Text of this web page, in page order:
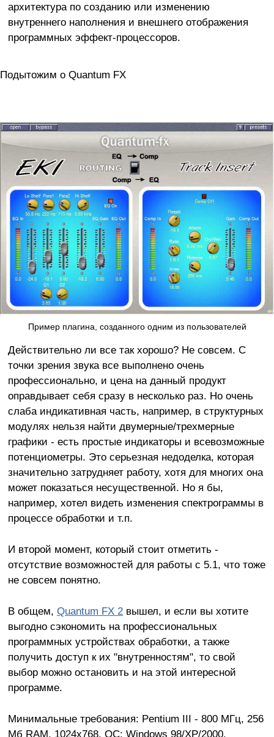
архитектура по созданию или изменению
внутреннего наполнения и внешнего отображения
программных эффект-процессоров.
Подытожим о Quantum FX
Пример плагина, созданного одним из пользователей
Действительно ли все так хорошо? Не совсем. С
точки зрения звука все выполнено очень
профессионально, и цена на данный продукт
оправдывает себя сразу в несколько раз. Но очень
слаба индикативная часть, например, в структурных
модулях нельзя найти двумерные/трехмерные
графики - есть простые индикаторы и всевозможные
потенциометры. Это серьезная недоделка, которая
значительно затрудняет работу, хотя для многих она
может показаться несущественной. Но я бы,
например, хотел видеть изменения спектрограммы в
процессе обработки и т.п.
И второй момент, который стоит отметить -
отсутствие возможностей для работы с 5.1, что тоже
не совсем понятно.
В общем, Quantum FX 2вышел, и если вы хотите
выгодно сэкономить на профессиональных
программных устройствах обработки, а также
получить доступ к их "внутренностям", то свой
выбор можно остановить и на этой интересной
программе.
Минимальные требования: Pentium III - 800 МГц, 256
Мб RAM, 1024х768. ОС: Windows 98/XP/2000.